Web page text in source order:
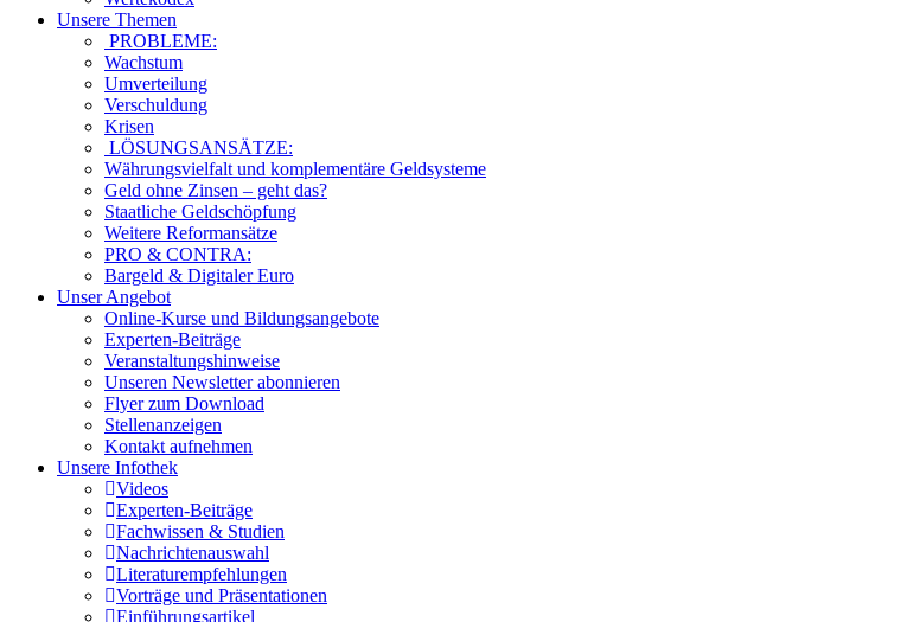
Unsere Themen
PROBLEME:
Wachstum
Umverteilung
Verschuldung
Krisen
LÖSUNGSANSÄTZE:
Währungsvielfalt und komplementäre Geldsysteme
Geld ohne Zinsen – geht das?
Staatliche Geldschöpfung
Weitere Reformansätze
PRO & CONTRA:
Bargeld & Digitaler Euro
Unser Angebot
Online-Kurse und Bildungsangebote
Experten-Beiträge
Veranstaltungshinweise
Unseren Newsletter abonnieren
Flyer zum Download
Stellenanzeigen
Kontakt aufnehmen
Unsere Infothek
Videos
Experten-Beiträge
Fachwissen & Studien
Nachrichtenauswahl
Literaturempfehlungen
Vorträge und Präsentationen
Einführungsartikel